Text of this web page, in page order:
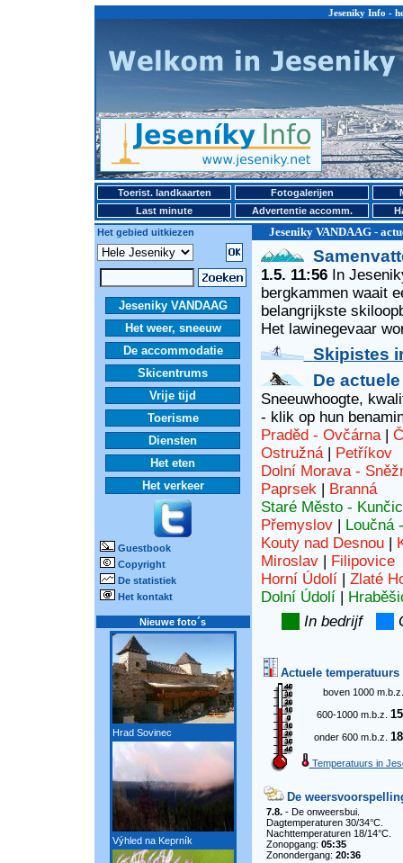
Jeseniky Info -
Toerist. landkaarten Fotogalerijen
Last minute
Advertentie accomm.
Het gebied uitkiezen
Jeseniky VANDAAG -
Jeseniky VANDAAG
Het weer, sneeuw
De accommodatie
Skicentrums
Vrije tijd
Toerisme
Diensten
Het eten
Het verkeer
Guestbook
Copyright
De statistiek
Het kontakt
Nieuwe foto´s
Hrad Sovinec
Výhled na Keprník
1.5. 11:56In
bergkammen waait
belangrijkste
Het lawinegevaar
Skipistes
De
Sneeuwhoogte,
- klik op hun
Praděd - Ovčárna|
Ostružná| Petříkov
Dolní Morava -
Paprsek| Branná
Staré Město -
Přemyslov| Loučná
Kouty nad Desnou|
Miroslav| Filipovice
Horní Údolí| Zlaté
Dolní Údolí|
In bedrijf
Actuele temperatuurs
boven 1000
600-1000 m.b.z.
onder 600 m.b.z.
Temperatuurs in
De
7.8.- De onweersbui.
Dagtemperaturen 30/34°C.
Nachttemperaturen 18/14°C.
Zonopgang: 05:35
Zonondergang: 20:36